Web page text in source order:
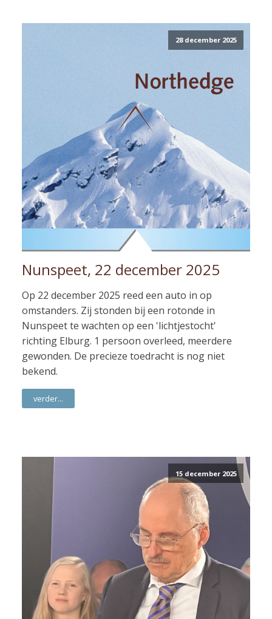
28 december 2025
Nunspeet, 22 december 2025
Op 22 december 2025 reed een auto in op
omstanders. Zij stonden bij een rotonde in
Nunspeet te wachten op een 'lichtjestocht'
richting Elburg. 1 persoon overleed, meerdere
gewonden. De precieze toedracht is nog niet
bekend.
verder...
15 december 2025